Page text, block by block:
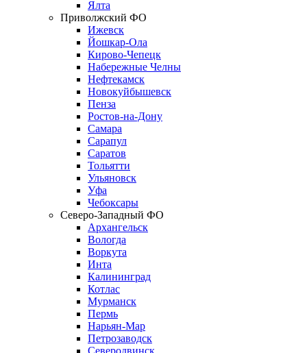
Ялта
Приволжский ФО
Ижевск
Йошкар-Ола
Кирово-Чепецк
Набережные Челны
Нефтекамск
Новокуйбышевск
Пенза
Ростов-на-Дону
Самара
Сарапул
Саратов
Тольятти
Ульяновск
Уфа
Чебоксары
Северо-Западный ФО
Архангельск
Вологда
Воркута
Инта
Калининград
Котлас
Мурманск
Пермь
Нарьян-Мар
Петрозаводск
Северодвинск